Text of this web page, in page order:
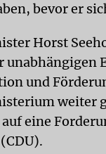
bevor er
Horst
unabhängigen
und
weiter
eine